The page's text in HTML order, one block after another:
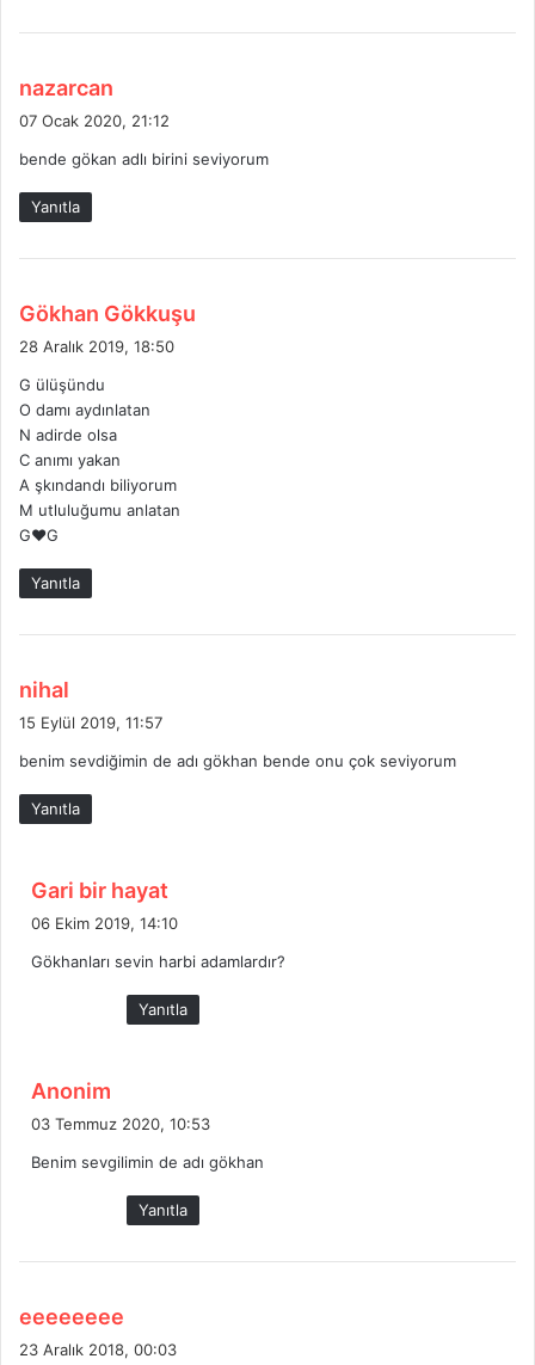
nazarcan
i
07 Ocak 2020, 21:12
bende gökan adlı birini seviyorum
Yanıtla
Gökhan Gökkuşu
28 Aralık 2019, 18:50
G ülüşündu
O damı aydınlatan
N adirde olsa
C anımı yakan
A şkındandı biliyorum
M utluluğumu anlatan
G❤G
Yanıtla
nihal
i
k
i
15 Eylül 2019, 11:57
benim sevdiğimin de adı gökhan bende onu çok seviyorum
Yanıtla
Gari bir hayat
i
k
i
06 Ekim 2019, 14:10
Gökhanları sevin harbi adamlardır?
Yanıtla
Anonim
i
03 Temmuz 2020, 10:53
Benim sevgilimin de adı gökhan
Yanıtla
eeeeeeee
23 Aralık 2018, 00:03